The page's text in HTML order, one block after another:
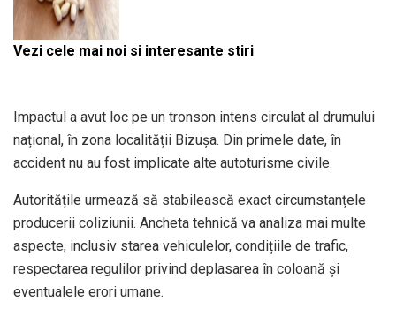
Vezi cele mai noi si interesante stiri
Impactul a avut loc pe un tronson intens circulat al drumului
național, în zona localității Bizușa. Din primele date, în
accident nu au fost implicate alte autoturisme civile.
Autoritățile urmează să stabilească exact circumstanțele
producerii coliziunii. Ancheta tehnică va analiza mai multe
aspecte, inclusiv starea vehiculelor, condițiile de trafic,
respectarea regulilor privind deplasarea în coloană și
eventualele erori umane.